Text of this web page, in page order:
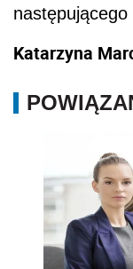
następującego
Katarzyna